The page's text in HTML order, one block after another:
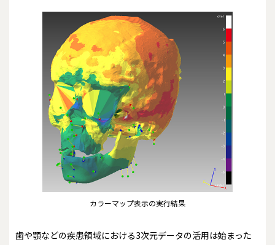
カラーマップ表示の実行結果
歯や顎などの疾患領域における3次元データの活用は始まった